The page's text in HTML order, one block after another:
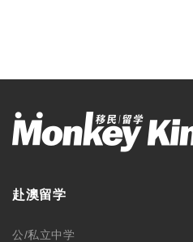
赴澳留学
公/私立中学